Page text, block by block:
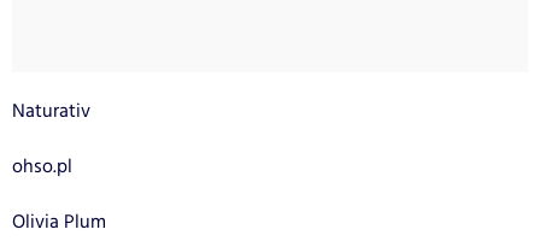
Naturativ
ohso.pl
Olivia Plum